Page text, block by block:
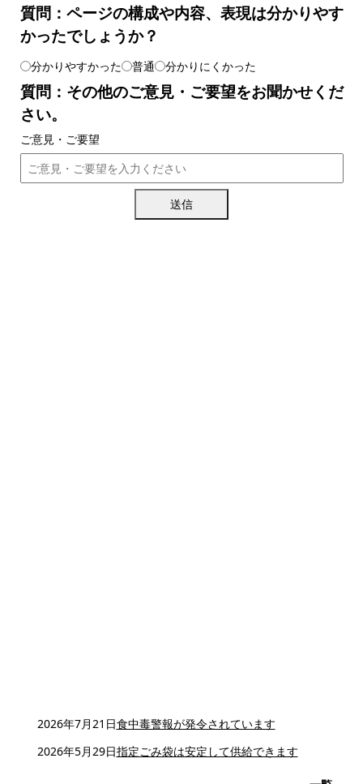
質問：ページの構成や内容、表現は分かりやす
かったでしょうか？
分かりやすかった 普通 分かりにくかった
質問：その他のご意見・ご要望をお聞かせくだ
さい。
ご意見・ご要望
送信
2026年7月21日食中毒警報が発令されています
2026年5月29日指定ごみ袋は安定して供給できます